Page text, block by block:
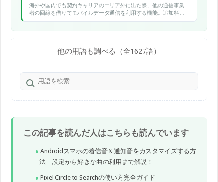
海外や国内でも契約キャリアのエリア外に出た際、他の通信事業
者の回線を借りてモバイルデータ通信を利用する機能。追加料金
が発生する場合があるため、海外渡航時はOFFにするか、キャリア
他の用語も調べる（全1627語）
この記事を読んだ人はこちらも読んでいます
Androidスマホの着信音＆通知音をカスタマイズする方
法｜設定から好きな曲の利用まで解説！
Pixel Circle to Searchの使い方完全ガイド